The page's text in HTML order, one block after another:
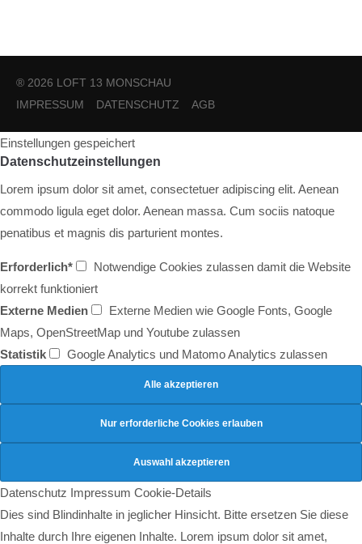
Drop us a line
info@yourdomain.com
About us
Lorem ipsum dolor sit amet, consectetuer adipiscing
elit.
Aenean commodo ligula eget dolor. Aenean massa. Cum
sociis natoque penatibus et magnis dis parturient montes,
nascetur ridiculus mus. Donec quam felis, ultricies nec.
® 2026 LOFT 13 MONSCHAU
IMPRESSUM
DATENSCHUTZ AGB
Einstellungen gespeichert
Datenschutzeinstellungen
Lorem ipsum dolor sit amet, consectetuer adipiscing elit. Aenean
commodo ligula eget dolor. Aenean massa. Cum sociis natoque
penatibus et magnis dis parturient montes.
Erforderlich*
Notwendige Cookies zulassen damit die Website
korrekt funktioniert
Externe Medien
Externe Medien wie Google Fonts, Google
Maps, OpenStreetMap und Youtube zulassen
Statistik
Google Analytics und Matomo Analytics zulassen
Datenschutz Impressum Cookie-Details
Dies sind Blindinhalte in jeglicher Hinsicht. Bitte ersetzen Sie diese
Inhalte durch Ihre eigenen Inhalte. Lorem ipsum dolor sit amet,